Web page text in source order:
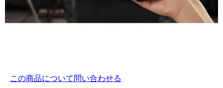
この商品について問い合わせる